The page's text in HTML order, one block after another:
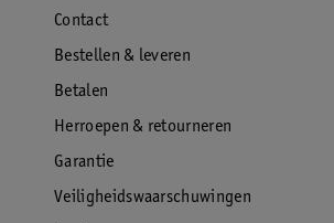
Contact
Bestellen & leveren
Betalen
Herroepen & retourneren
Garantie
Veiligheidswaarschuwingen